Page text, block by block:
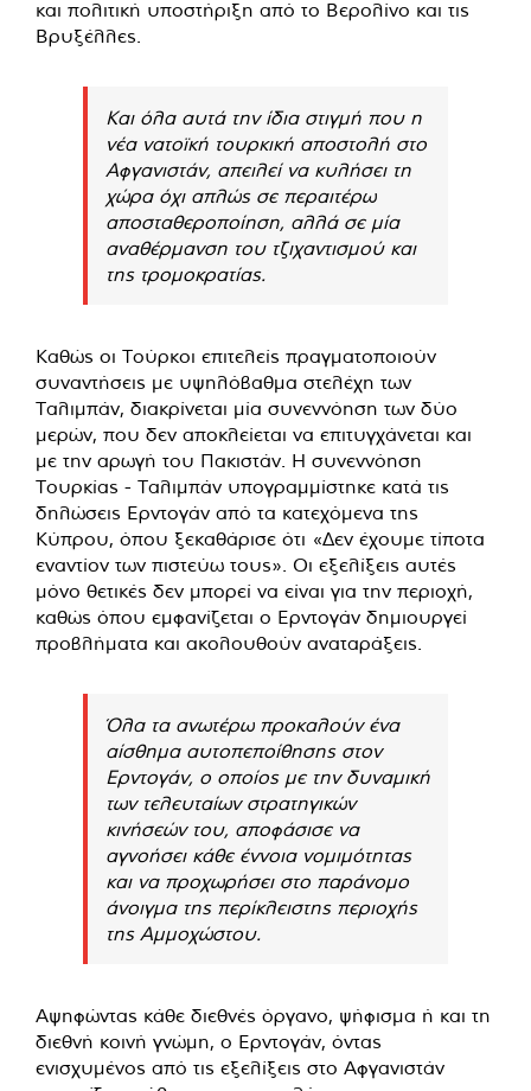
και πολιτική υποστήριξη από το Βερολίνο και τις
Βρυξέλλες.
Και όλα αυτά την ίδια στιγμή που η
νέα νατοϊκή τουρκική αποστολή στο
Αφγανιστάν, απειλεί να κυλήσει τη
χώρα όχι απλώς σε περαιτέρω
αποσταθεροποίηση, αλλά σε μία
αναθέρμανση του τζιχαντισμού και
της τρομοκρατίας.
Καθώς οι Τούρκοι επιτελείς πραγματοποιούν
συναντήσεις με υψηλόβαθμα στελέχη των
Ταλιμπάν, διακρίνεται μία συνεννόηση των δύο
μερών, που δεν αποκλείεται να επιτυγχάνεται και
με την αρωγή του Πακιστάν. Η συνεννόηση
Τουρκίας - Ταλιμπάν υπογραμμίστηκε κατά τις
δηλώσεις Ερντογάν από τα κατεχόμενα της
Κύπρου, όπου ξεκαθάρισε ότι «Δεν έχουμε τίποτα
εναντίον των πιστεύω τους». Οι εξελίξεις αυτές
μόνο θετικές δεν μπορεί να είναι για την περιοχή,
καθώς όπου εμφανίζεται ο Ερντογάν δημιουργεί
προβλήματα και ακολουθούν αναταράξεις.
Όλα τα ανωτέρω προκαλούν ένα
αίσθημα αυτοπεποίθησης στον
Ερντογάν, ο οποίος με την δυναμική
των τελευταίων στρατηγικών
κινήσεών του, αποφάσισε να
αγνοήσει κάθε έννοια νομιμότητας
και να προχωρήσει στο παράνομο
άνοιγμα της περίκλειστης περιοχής
της Αμμοχώστου.
Αψηφώντας κάθε διεθνές όργανο, ψήφισμα ή και τη
διεθνή κοινή γνώμη, ο Ερντογάν, όντας
ενισχυμένος από τις εξελίξεις στο Αφγανιστάν